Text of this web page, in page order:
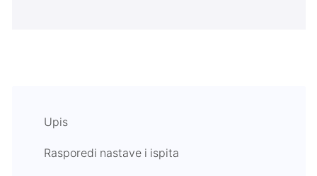
Upis
Rasporedi nastave i ispita